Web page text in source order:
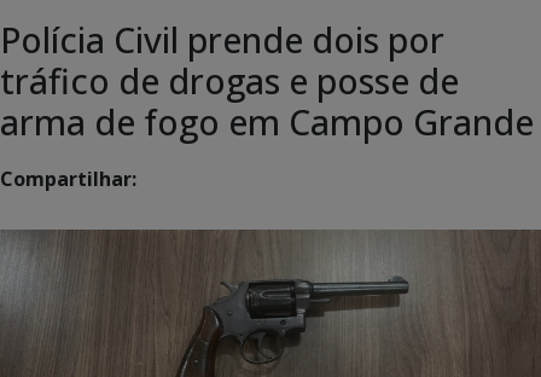
Polícia Civil prende dois por
tráfico de drogas e posse de
arma de fogo em Campo Grande
Compartilhar: